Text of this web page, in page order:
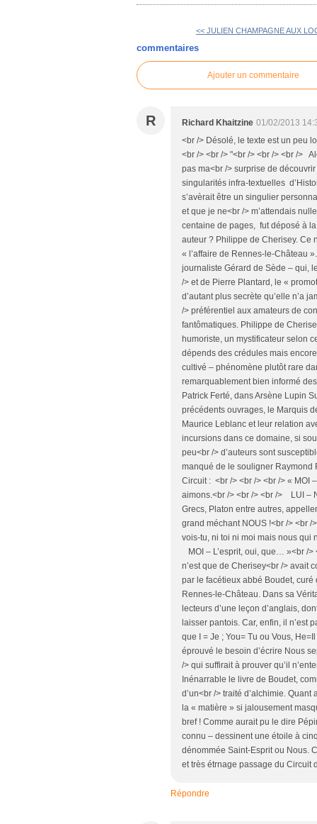
<< JULIEN CHAMPAGNE AUX
commentaires
Ajouter un commentaire
R Richard Khaitzine 01/02/2013
<br /> Désolé, le texte est un peu
<br /> <br /> "<br /> <br /> <br />
pas ma<br /> surprise de
singularités infra-textuelles
s’avèrait être un singulier
et que je ne<br /> m’attendais
centaine de pages, fut déposé à
auteur ? Philippe de Cherisey. Ce
« l’affaire de Rennes-le-Château
journaliste Gérard de Sède – qui,
/> et de Pierre Plantard, le «
d’autant plus secrète qu’elle n’a
/> préférentiel aux amateurs de
fantômatiques. Philippe de
humoriste, un mystificateur selon
dépends des crédules mais
cultivé – phénomène plutôt rare
remarquablement bien informé
Patrick Ferté, dans Arsène Lupin
précédents ouvrages, le Marquis
Maurice Leblanc et leur relation
incursions dans ce domaine, si
peu<br /> d’auteurs sont
manqué de le souligner Raymond
Circuit : <br /> <br /> <br /> « MOI
aimons.<br /> <br /> <br /> LUI –
Grecs, Platon entre autres,
grand méchant NOUS !<br /> <br
vois-tu, ni toi ni moi mais nous qui
MOI – L’esprit, oui, que… »<br /
n’est que de Cherisey<br /> avait
par le facétieux abbé Boudet,
Rennes-le-Château. Dans sa
lecteurs d’une leçon d’anglais,
laisser pantois. Car, enfin, il n’est
que I = Je ; You= Tu ou Vous,
éprouvé le besoin d’écrire Nous
/> qui suffirait à prouver qu’il
Inénarrable le livre de Boudet,
d’un<br /> traité d’alchimie.
la « matière » si jalousement
bref ! Comme aurait pu le dire
connu – dessinent une étoile à
dénommée Saint-Esprit ou Nous.
et très étrnage passage du Circuit
Répondre